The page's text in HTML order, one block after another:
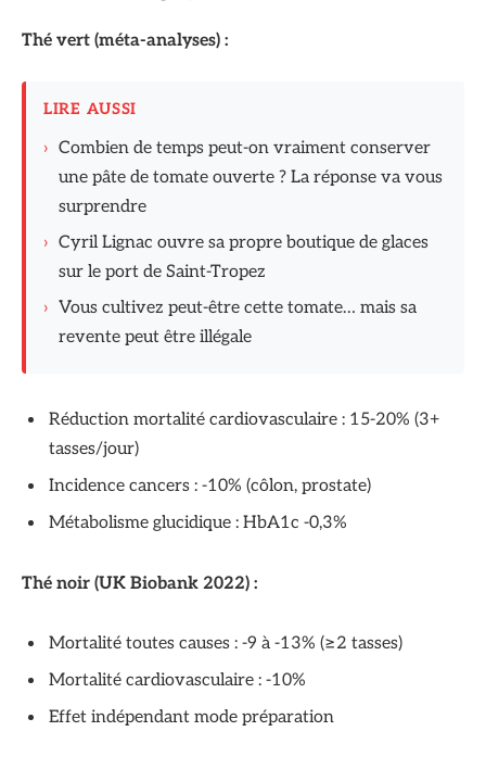
Thé vert (méta-analyses) :
LIRE AUSSI
› Combien de temps peut-on vraiment conserver
une pâte de tomate ouverte ? La réponse va vous
surprendre
› Cyril Lignac ouvre sa propre boutique de glaces
sur le port de Saint-Tropez
› Vous cultivez peut-être cette tomate… mais sa
revente peut être illégale
Réduction mortalité cardiovasculaire : 15-20% (3+
tasses/jour)
Incidence cancers : -10% (côlon, prostate)
Métabolisme glucidique : HbA1c -0,3%
Thé noir (UK Biobank 2022) :
Mortalité toutes causes : -9 à -13% (≥2 tasses)
Mortalité cardiovasculaire : -10%
Effet indépendant mode préparation